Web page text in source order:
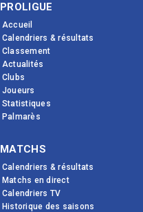
PROLIGUE
Accueil
Calendriers & résultats
Classement
Actualités
Clubs
Joueurs
Statistiques
Palmarès
MATCHS
Calendriers & résultats
Matchs en direct
Calendriers TV
Historique des saisons